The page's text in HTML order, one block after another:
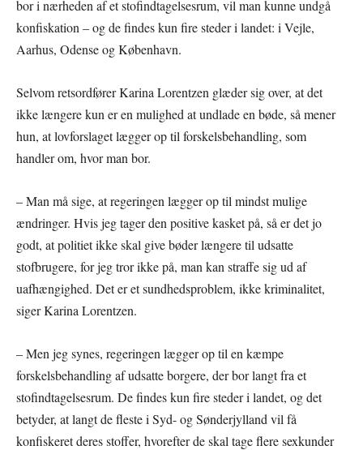
bor i nærheden af et stofindtagelsesrum, vil man kunne undgå
konfiskation – og de findes kun fire steder i landet: i Vejle,
Aarhus, Odense og København.
Selvom retsordfører Karina Lorentzen glæder sig over, at det
ikke længere kun er en mulighed at undlade en bøde, så mener
hun, at lovforslaget lægger op til forskelsbehandling, som
handler om, hvor man bor.
– Man må sige, at regeringen lægger op til mindst mulige
ændringer. Hvis jeg tager den positive kasket på, så er det jo
godt, at politiet ikke skal give bøder længere til udsatte
stofbrugere, for jeg tror ikke på, man kan straffe sig ud af
uafhængighed. Det er et sundhedsproblem, ikke kriminalitet,
siger Karina Lorentzen.
– Men jeg synes, regeringen lægger op til en kæmpe
forskelsbehandling af udsatte borgere, der bor langt fra et
stofindtagelsesrum. De findes kun fire steder i landet, og det
betyder, at langt de fleste i Syd- og Sønderjylland vil få
konfiskeret deres stoffer, hvorefter de skal tage flere sexkunder